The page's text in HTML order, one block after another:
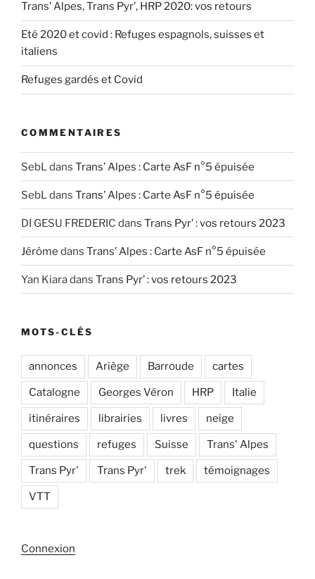
Trans’ Alpes, Trans Pyr’, HRP 2020: vos retours
Eté 2020 et covid : Refuges espagnols, suisses et
italiens
Refuges gardés et Covid
COMMENTAIRES
SebLdans Trans’ Alpes : Carte AsF n°5 épuisée
SebLdans Trans’ Alpes : Carte AsF n°5 épuisée
DI GESU FREDERIC dans Trans Pyr’ : vos retours 2023
Jérôme dans Trans’ Alpes : Carte AsF n°5 épuisée
Yan Kiaradans Trans Pyr’ : vos retours 2023
MOTS-CLÉS
annonces Ariège Barroude cartes
Catalogne Georges Véron HRP Italie
itinéraires librairies livres neige
questions refuges Suisse Trans' Alpes
Trans Pyr' Trans Pyr' trek témoignages
VTT
Connexion